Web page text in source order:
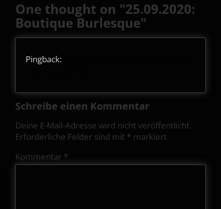
One thought on "25.09.2020:
Boutique Burlesque"
Pingback:
Schreibe einen Kommentar
Deine E-Mail-Adresse wird nicht veröffentlicht.
Erforderliche Felder sind mit * markiert
Kommentar *